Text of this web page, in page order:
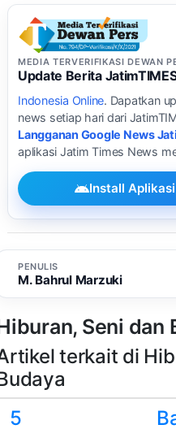
MEDIA TERVERIFIKASI DEWAN
Update Berita
Indonesia Online. Dapatkan
news setiap hari dari
Langganan Google News
aplikasi Jatim Times News
Install
PENULIS
M. Bahrul Marzuki
Seni dan
terkait di
5